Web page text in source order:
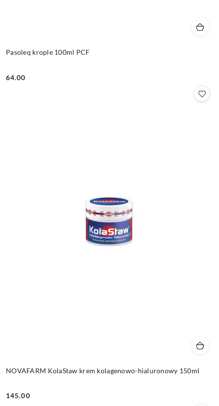
Pasoleq krople 100ml PCF
Cena:
64.00
NOVAFARM KolaStaw krem kolagenowo-hialuronowy 150ml
Cena:
145.00